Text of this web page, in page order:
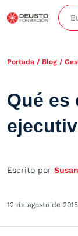
Portada / Blog /
Qué es
Escrito por
12 de agosto de 2015